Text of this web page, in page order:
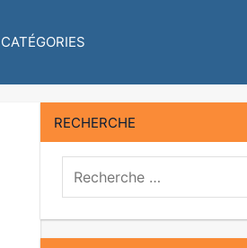
CATÉGORIES
RECHERCHE
Recherche: